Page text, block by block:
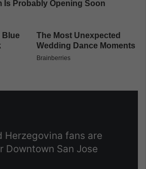
Herzegovina fans are
Downtown San Jose